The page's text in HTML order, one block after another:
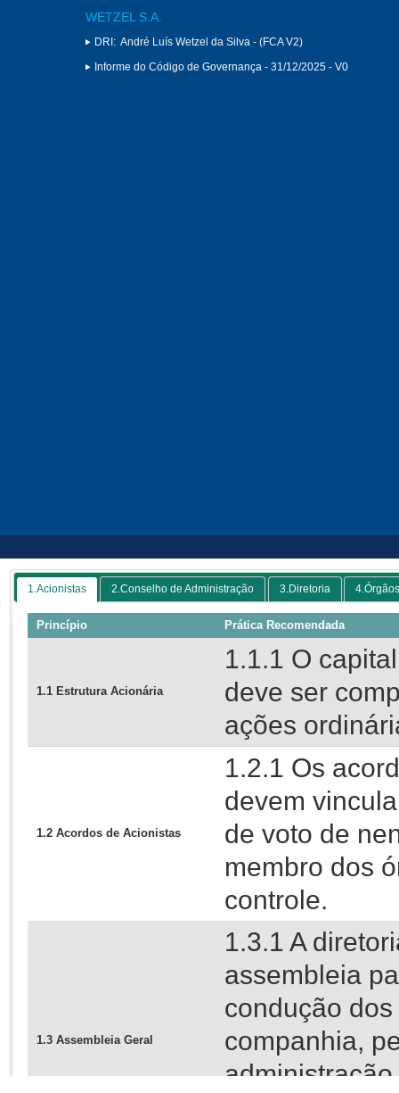
WETZEL S.A.
DRI: André Luís Wetzel da Silva - (FCA V2)
Informe do Código de Governança - 31/12/2025 - V0